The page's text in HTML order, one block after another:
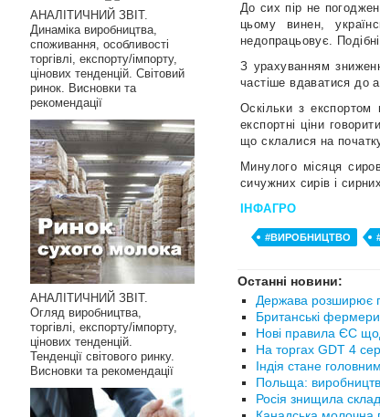
До сих пір не
цьому винен,
недопрацьовує.
З урахуванням
частіше вдаватися до
Оскільки з
експортні ціни
що склалися на
Минулого місяця
сичужних сирів і
ІНФАГРО
#ВИРОБНИЦТВО
Останні новини:
Держава розширює
Британські
Нові правила ЄС
На торгах GDT 4
Індія стане
Польща:
Росія знищила
АНАЛІТИЧНИЙ ЗВІТ.
Динаміка виробництва,
споживання, особливості
торгівлі, експорту/імпорту,
цінових тенденцій. Світовий
ринок. Висновки та
рекомендації
АНАЛІТИЧНИЙ ЗВІТ.
Огляд виробництва,
торгівлі, експорту/імпорту,
цінових тенденцій.
Тенденції світового ринку.
Висновки та рекомендації